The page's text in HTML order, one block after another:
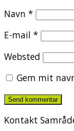
Navn *
E-mail *
Websted
Gem mit
Kontakt